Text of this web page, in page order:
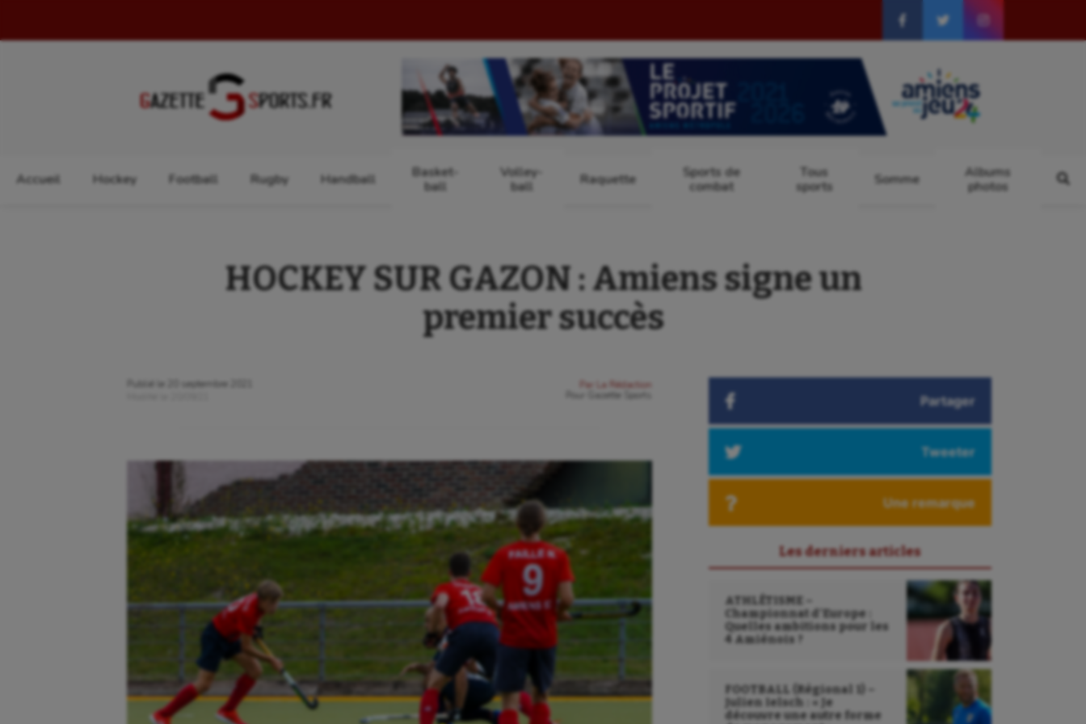
Accueil Hockey Football Rugby Handball
Basket-
ball
Volley-
ball
Raquette
Sports de
combat
Tous
sports
Somme
Albums
photos
HOCKEY SUR GAZON : Amiens signe un
premier succès
Publié le
20 septembre 2021
Par
La Rédaction
Gazette Sports Partager
Tweeter
Une remarque
Les derniers articles
ATHLÉTISME –
Championnat d’Europe :
Quelles ambitions pour les
4 Amiénois ?
FOOTBALL (Régional 1) –
Julien Ielsch : « Je
découvre une autre forme